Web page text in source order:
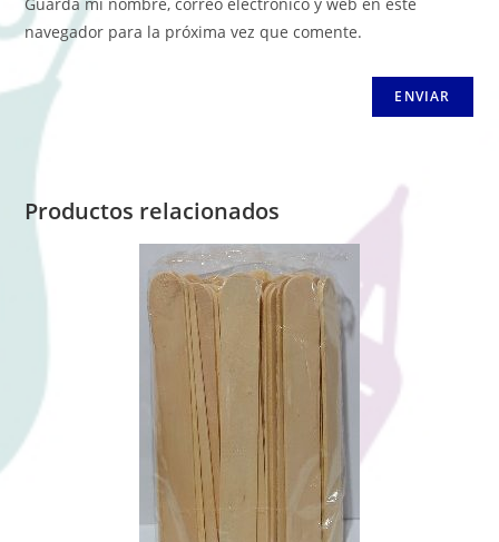
navegador para la próxima vez que comente.
Productos relacionados